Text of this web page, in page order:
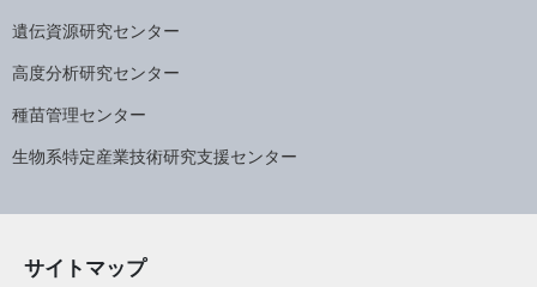
遺伝資源研究センター
高度分析研究センター
種苗管理センター
生物系特定産業技術研究支援センター
サイトマップ